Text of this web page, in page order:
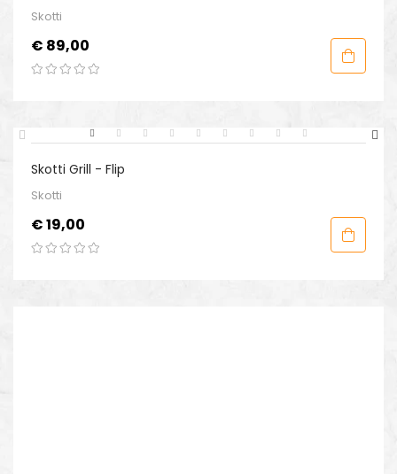
Skotti
Prijs
€ 89,00
Skotti Grill - Flip
Skotti
Prijs
€ 19,00